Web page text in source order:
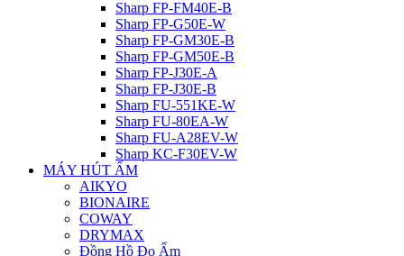
Sharp FP-FM40E-B
Sharp FP-G50E-W
Sharp FP-GM30E-B
Sharp FP-GM50E-B
Sharp FP-J30E-A
Sharp FP-J30E-B
Sharp FU-551KE-W
Sharp FU-80EA-W
Sharp FU-A28EV-W
Sharp KC-F30EV-W
MÁY HÚT ẨM
AIKYO
BIONAIRE
COWAY
DRYMAX
Đồng Hồ Đo Ẩm